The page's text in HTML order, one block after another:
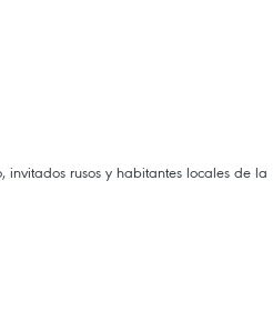
rusos y habitantes locales de la